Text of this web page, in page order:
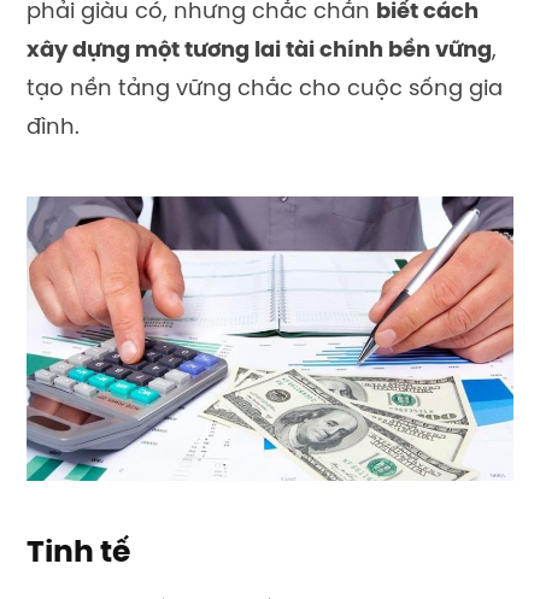
phải giàu có, nhưng chắc chắn biết cách
xây dựng một tương lai tài chính bền vững,
tạo nền tảng vững chắc cho cuộc sống gia
đình.
Tinh tế